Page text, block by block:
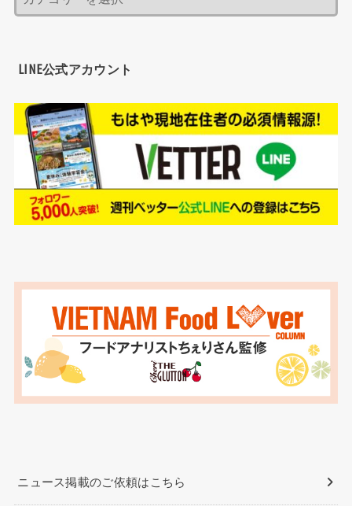
LINE公式アカウント
ニュース掲載のご依頼はこちら